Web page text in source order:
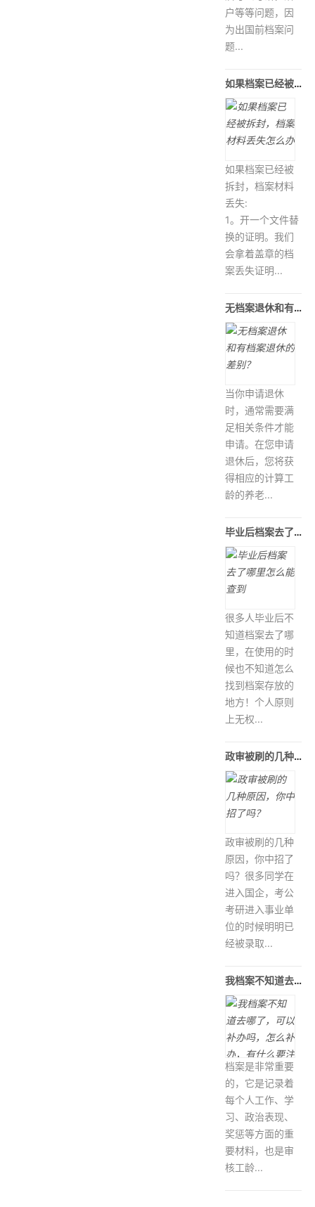
户等等问题，因
为出国前档案问
题...
如果档案已经被拆封，档案材料丢失怎
如果档案已经被
拆封，档案材料
丢失:
1。开一个文件替
换的证明。我们
会拿着盖章的档
案丢失证明...
无档案退休和有档案退休的差别？
当你申请退休
时，通常需要满
足相关条件才能
申请。在您申请
退休后，您将获
得相应的计算工
龄的养老...
毕业后档案去了哪里怎么能查到
很多人毕业后不
知道档案去了哪
里，在使用的时
候也不知道怎么
找到档案存放的
地方！个人原则
上无权...
政审被刷的几种原因，你中招了吗？
政审被刷的几种
原因，你中招了
吗？很多同学在
进入国企，考公
考研进入事业单
位的时候明明已
经被录取...
我档案不知道去哪了，可以补办吗，怎么
档案是非常重要
的，它是记录着
每个人工作、学
习、政治表现、
奖惩等方面的重
要材料，也是审
核工龄...